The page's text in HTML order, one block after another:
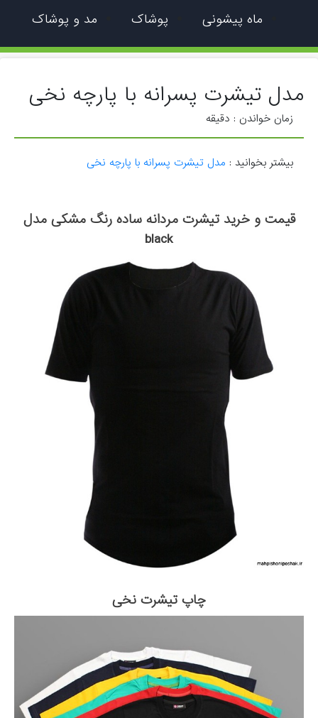
ماه پیشونی پوشاک مد و پوشاک
مدل تیشرت پسرانه با پارچه نخی
زمان خواندن : دقیقه
بیشتر بخوانید : مدل تیشرت پسرانه با پارچه نخی
قیمت و خرید تیشرت مردانه ساده رنگ مشکی مدل
black
چاپ تیشرت نخی